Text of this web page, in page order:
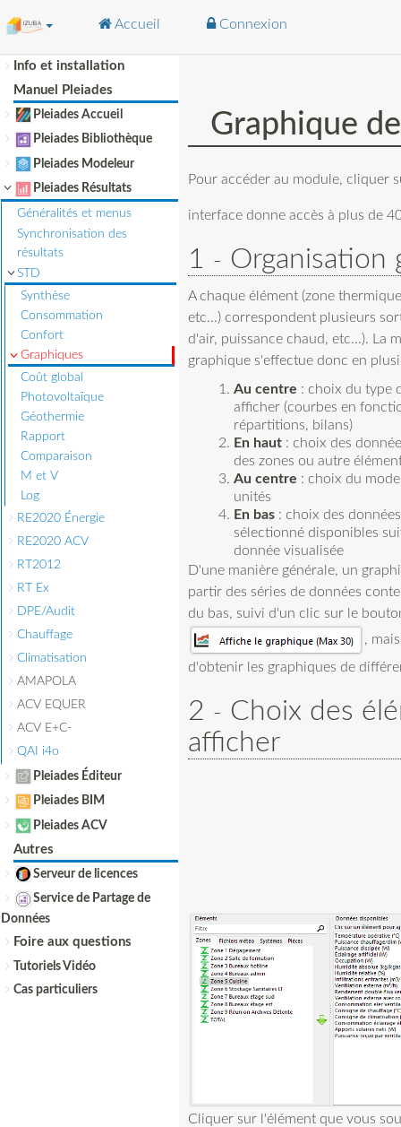
Accueil Connexion
Info et installation
Manuel Pleiades
Pleiades Accueil
Pleiades Bibliothèque
Pleiades Modeleur
Pleiades Résultats
Généralités et menus
Synchronisation des
résultats
STD
Synthèse
Consommation
Confort
Graphiques
Coût global
Photovoltaïque
Géothermie
Rapport
Comparaison
M et V
Log
RE2020 Énergie
RE2020 ACV
RT2012
RT Ex
DPE/Audit
Chauffage
Climatisation
AMAPOLA
ACV EQUER
ACV E+C-
QAI i4o
Pleiades Éditeur
Pleiades BIM
Pleiades ACV
Autres
Serveur de licences
Service de Partage de
Données
Foire aux questions
Tutoriels Vidéo
Cas particuliers
Graphique
Pour accéder au module, cliquer
interface donne accès à plus de
1 Organisation
A chaque élément (zone
etc...) correspondent plusieurs
d'air, puissance chaud, etc...). La
graphique s'effectue donc en
Au centre : choix du type
afficher (courbes en
répartitions, bilans)
En haut : choix des
des zones ou autre
Au centre : choix du
unités
En bas : choix des
sélectionné disponibles
donnée visualisée
D'une manière générale, un
partir des séries de données
du bas, suivi d'un clic sur le
,
d'obtenir les graphiques de
2
Choix des
afficher
Cliquer sur l'élément que vous